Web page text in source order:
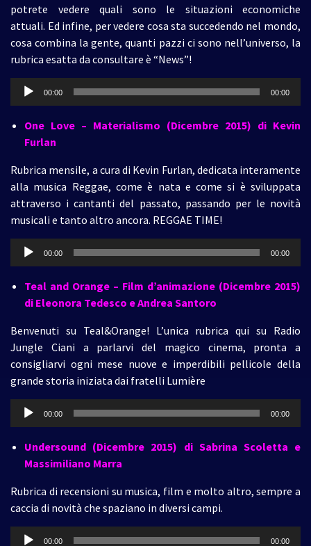
potrete vedere quali sono le situazioni economiche
attuali. Ed infine, per vedere cosa sta succedendo nel mondo,
cosa combina la gente, quanti pazzi ci sono nell’universo, la
rubrica esatta da consultare è “News”!
Audio
00:00 00:00
One Love – Materialismo (Dicembre 2015) di Kevin
Furlan
Rubrica mensile, a cura di Kevin Furlan, dedicata interamente
alla musica Reggae, come è nata e come si è sviluppata
attraverso i cantanti del passato, passando per le novità
musicali e tanto altro ancora. REGGAE TIME!
Audio
00:00 00:00
Teal and Orange – Film d’animazione (Dicembre 2015)
di Eleonora Tedesco e Andrea Santoro
Benvenuti su Teal&Orange! L’unica rubrica qui su Radio
Jungle Ciani a parlarvi del magico cinema, pronta a
consigliarvi ogni mese nuove e imperdibili pellicole della
grande storia iniziata dai fratelli Lumière
Audio
00:00 00:00
Undersound (Dicembre 2015) di Sabrina Scoletta e
Massimiliano Marra
Rubrica di recensioni su musica, film e molto altro, sempre a
caccia di novità che spaziano in diversi campi.
Audio
00:00 00:00